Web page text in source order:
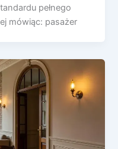
pełnego
mówiąc: pasażer